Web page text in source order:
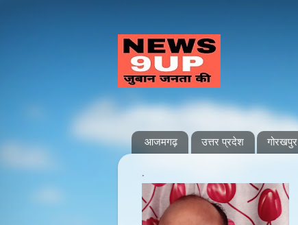
आजमगढ़ उत्तर प्रदेश गोरखपुर
.